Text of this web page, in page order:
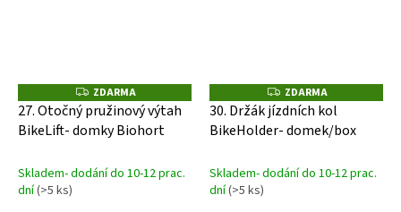
Z
D
A
R
ZDARMA
27. Otočný pružinový výtah
BikeLift- domky Biohort
Skladem- dodání do 10-12 prac.
dní(>5 ks)
Z
D
A
R
ZDARMA
30. Držák jízdních kol
BikeHolder- domek/box
Skladem- dodání do 10-12 prac.
dní(>5 ks)